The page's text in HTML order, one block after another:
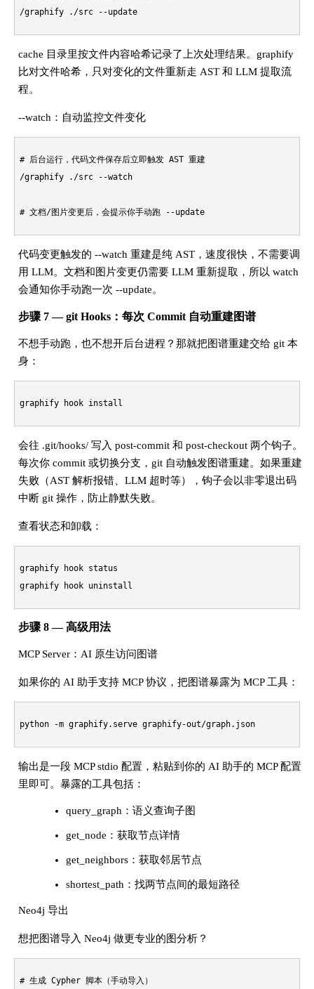
cache 目录里按文件内容哈希记录了上次处理结果。graphify
比对文件哈希，只对变化的文件重新走 AST 和 LLM 提取流
程。
--watch：自动监控文件变化
# 后台运行，代码文件保存后立即触发 AST 重建
/graphify ./src --watch
# 文档/图片变更后，会提示你手动跑 --update
代码变更触发的 --watch 重建是纯 AST，速度很快，不需要调
用 LLM。文档和图片变更仍需要 LLM 重新提取，所以 watch
会通知你手动跑一次 --update。
步骤 7 — git Hooks：每次 Commit 自动重建图谱
不想手动跑，也不想开后台进程？那就把图谱重建交给 git 本
身：
会往 .git/hooks/ 写入 post-commit 和 post-checkout 两个钩子。
每次你 commit 或切换分支，git 自动触发图谱重建。如果重建
失败（AST 解析报错、LLM 超时等），钩子会以非零退出码
中断 git 操作，防止静默失败。
查看状态和卸载：
graphify hook status
步骤 8 — 高级用法
MCP Server：AI 原生访问图谱
如果你的 AI 助手支持 MCP 协议，把图谱暴露为 MCP 工具：
输出是一段 MCP stdio 配置，粘贴到你的 AI 助手的 MCP 配置
里即可。暴露的工具包括：
query_graph：语义查询子图
get_node：获取节点详情
get_neighbors：获取邻居节点
shortest_path：找两节点间的最短路径
Neo4j 导出
想把图谱导入 Neo4j 做更专业的图分析？
# 生成 Cypher 脚本（手动导入）